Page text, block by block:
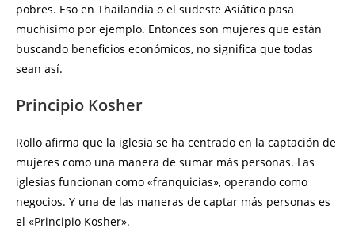
pobres. Eso en Thailandia o el sudeste Asiático pasa
muchísimo por ejemplo. Entonces son mujeres que están
buscando beneficios económicos, no significa que todas
sean así.
Principio Kosher
Rollo afirma que la iglesia se ha centrado en la captación de
mujeres como una manera de sumar más personas. Las
iglesias funcionan como «franquicias», operando como
negocios. Y una de las maneras de captar más personas es
el «Principio Kosher».